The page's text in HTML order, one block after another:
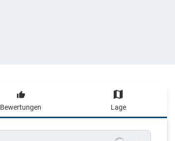
Bewertungen Lage